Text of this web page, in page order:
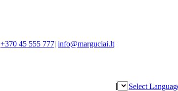
+370 45 555 777| info@marguciai.lt|
| Select